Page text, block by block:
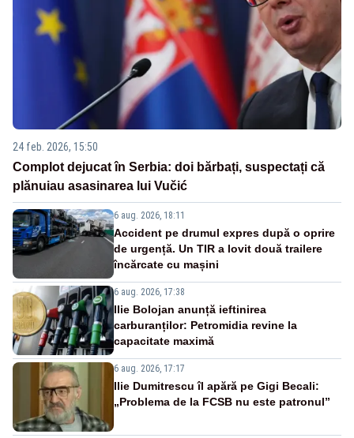
24 feb. 2026, 15:50
Complot dejucat în Serbia: doi bărbați, suspectați că
plănuiau asasinarea lui Vučić
6 aug. 2026, 18:11
Accident pe drumul expres după o oprire
de urgență. Un TIR a lovit două trailere
încărcate cu mașini
6 aug. 2026, 17:38
Ilie Bolojan anunță ieftinirea
carburanților: Petromidia revine la
capacitate maximă
6 aug. 2026, 17:17
Ilie Dumitrescu îl apără pe Gigi Becali:
„Problema de la FCSB nu este patronul”